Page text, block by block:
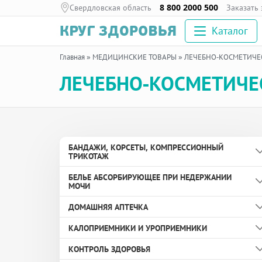
Свердловская область 8 800 2000 500 Заказать
Каталог
Главная» МЕДИЦИНСКИЕ ТОВАРЫ » ЛЕЧЕБНО-
ЛЕЧЕБНО-
БАНДАЖИ, КОРСЕТЫ, КОМПРЕССИОННЫЙ
ТРИКОТАЖ
Бандаж дородовой
Бандаж противогрыжевой
Бандаж с аппликаторами биомагнитными
медицинскими
Бандаж согревающий
БЕЛЬЕ АБСОРБИРУЮЩЕЕ ПРИ НЕДЕРЖАНИИ
МОЧИ
Вкладыши урологические
Пелёнки
Подгузники и подгузники-трусы для взрослых
ДОМАШНЯЯ АПТЕЧКА
Здоровье глаз
Здоровье ног и суставов
КАЛОПРИЕМНИКИ И УРОПРИЕМНИКИ
Зажим для дренируемого калоприемника
КОНТРОЛЬ ЗДОРОВЬЯ